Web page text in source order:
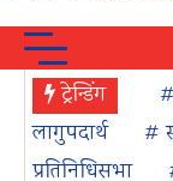
ट्रेन्डिंग
लागुपदार्थ
#
प्रतिनिधिसभा